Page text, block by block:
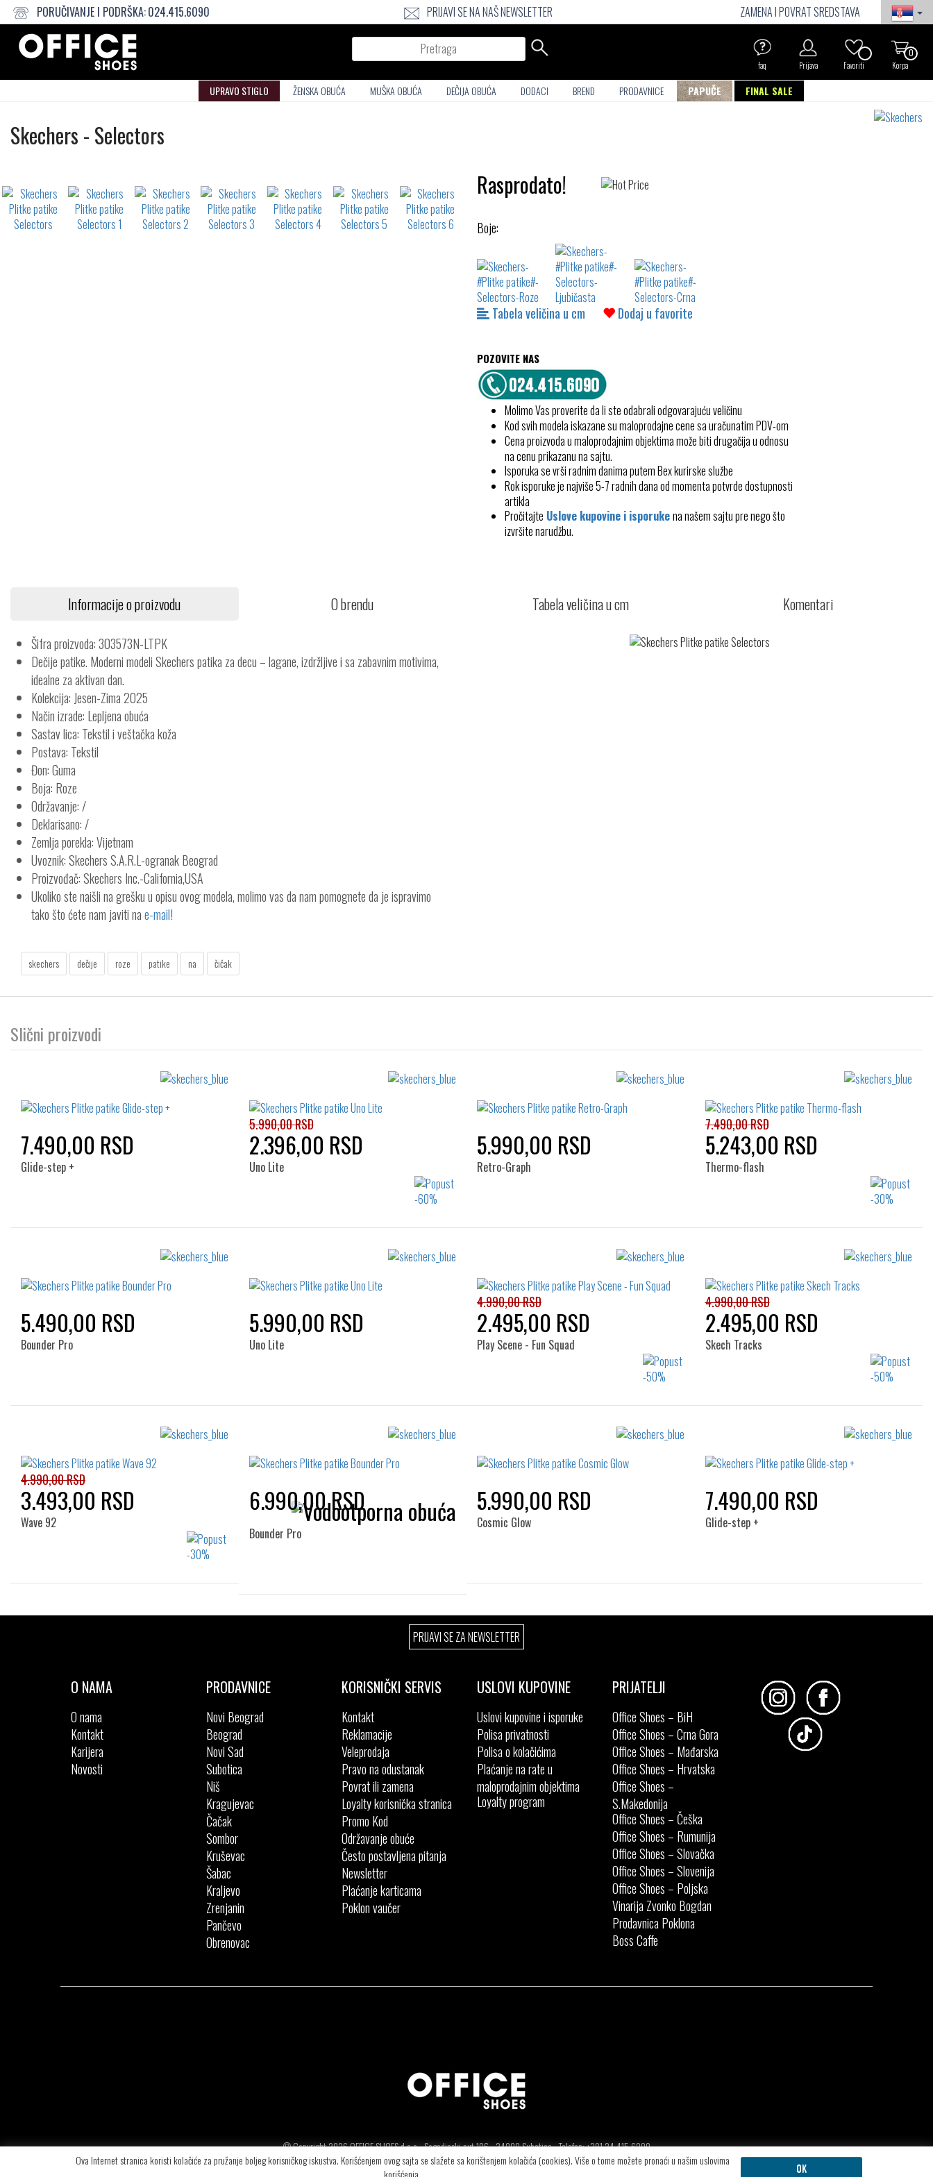
PORUČIVANJE I PODRŠKA:024.415.6090 PRIJAVI SE NA NAŠ NEWSLETTER
ZAMENA I POVRAT SREDSTAVA
Pretraga
0
Korpa
Favoriti
Prijava
faq
UPRAVO STIGLO ŽENSKA OBUĆA MUŠKA OBUĆA DEČIJA OBUĆA DODACI BREND PRODAVNICE PAPUČE FINAL SALE
Skechers Plitke
- Selectors
waterrepellent Rasprodato!
Boje:
Tabela veličina u cm Dodaj u favorite
POZOVITE NAS
Molimo Vas proverite da li ste odabrali odgovarajuću veličinu
Kod svih modela iskazane su maloprodajne cene sa uračunatim PDV-om
Cena proizvoda u maloprodajnim objektima može biti drugačija u odnosu
na cenu prikazanu na sajtu.
Isporuka se vrši radnim danima putem Bex kurirske službe
Rok isporuke je najviše 5-7 radnih dana od momenta potvrde dostupnosti
artikla
Pročitajte Uslove kupovine i isporukena našem sajtu pre nego što
izvršite narudžbu.
Informacije o proizvodu O brendu Tabela veličina u cm Komentari
Šifra proizvoda: 303573N-LTPK
Dečije patike. Moderni modeli Skechers patika za decu – lagane, izdržljive i sa zabavnim motivima,
idealne za aktivan dan.
Kolekcija: Jesen-Zima 2025
Način izrade: Lepljena obuća
Sastav lica: Tekstil i veštačka koža
Postava: Tekstil
Đon: Guma
Boja: Roze
Održavanje: /
Deklarisano: /
Zemlja porekla: Vijetnam
Uvoznik: Skechers S.A.R.L-ogranak Beograd
Proizvođač: Skechers Inc.-California,USA
Ukoliko ste naišli na grešku u opisu ovog modela, molimo vas da nam pomognete da je ispravimo
tako što ćete nam javiti nae-mail!
skechers dečije roze patike na čičak
Slični proizvodi
Izaberi željeni broj:
36
37 38 39
7.490,00 RSD
Glide-step +
Izaberi željeni broj:
37
38 39
5.990,00 RSD
2.396,00 RSD
Uno Lite
Izaberi željeni broj:
33
34 35 36
5.990,00 RSD
Retro-Graph
Izaberi željeni broj:
35
7.490,00 RSD
5.243,00 RSD
Thermo-flash
Izaberi željeni broj:
29 30
32
33
37
5.490,00 RSD
Bounder Pro
Izaberi željeni broj:
33
34 35 36
5.990,00 RSD
Uno Lite
Izaberi željeni broj:
4.990,00 RSD
2.495,00 RSD
Play Scene - Fun Squad
Izaberi željeni broj:
4.990,00 RSD
2.495,00 RSD
Skech Tracks
Izaberi željeni broj:
4.990,00 RSD
3.493,00 RSD
Wave 92
31
6.990,00 RSD
Bounder Pro
Izaberi željeni broj:
27
5.990,00 RSD
Cosmic Glow
Izaberi željeni broj:
7.490,00 RSD
Glide-step +
PRIJAVI SE ZA NEWSLETTER
O NAMA
O nama
Kontakt
Karijera
Novosti
PRODAVNICE
Novi Beograd
Beograd
Novi Sad
Subotica
Niš
Kragujevac
Čačak
Sombor
Kruševac
Šabac
Kraljevo
Zrenjanin
Pančevo
Obrenovac
KORISNIČKI SERVIS
Kontakt
Reklamacije
Veleprodaja
Pravo na odustanak
Povrat ili zamena
Loyalty korisnička stranica
Promo Kod
Održavanje obuće
Često postavljena pitanja
Newsletter
Plaćanje karticama
Poklon vaučer
USLOVI KUPOVINE
Uslovi kupovine i isporuke
Polisa privatnosti
Polisa o kolačićima
Plaćanje na rate u
maloprodajnim objektima
Loyalty program
PRIJATELJI
Office Shoes – BiH
Office Shoes – Crna Gora
Office Shoes – Mađarska
Office Shoes – Hrvatska
Office Shoes –
S.Makedonija
Office Shoes – Češka
Office Shoes – Rumunija
Office Shoes – Slovačka
Office Shoes – Slovenija
Office Shoes – Poljska
Vinarija Zvonko Bogdan
Prodavnica Poklona
Boss Caffe
© Copyright 2026 OFFICE SHOES d.o.o - Segedinski put 106 - 24000 Subotica - Telefon: +381.24.415.6090
Ova Internet stranica koristi kolačiće za pružanje boljeg korisničkog iskustva. Korišćenjem ovog sajta se slažete sa korištenjem kolačića (cookies). Više o tome možete pronaći u našim uslovima
korišćenja.
OK